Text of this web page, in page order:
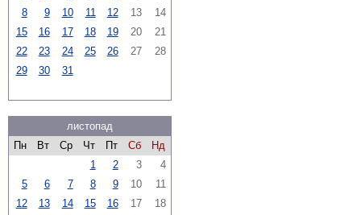
8
9 10 11 12 13
14
15
16 17 18 19 20
21
22
23 24 25 26 27
28
29
30 31
листопад
Пн
Вт Ср Чт Пт Сб
Нд
1
2 3
4
5
6 7 8 9 10
11
12
13 14 15 16 17
18